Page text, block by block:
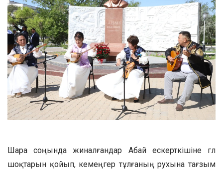
Шара соңында жиналғандар Абай ескерткішіне гүл
шоқтарын қойып, кемеңгер тұлғаның рухына тағзым